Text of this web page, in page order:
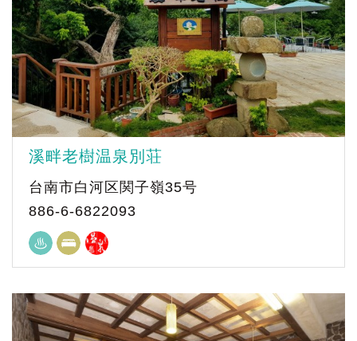
溪畔老樹温泉別荘
台南市白河区関子嶺35号
886-6-6822093